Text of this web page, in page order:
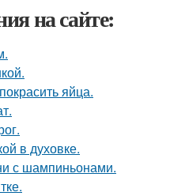
на сайте:
яйца.
в духовке.
с шампиньонами.